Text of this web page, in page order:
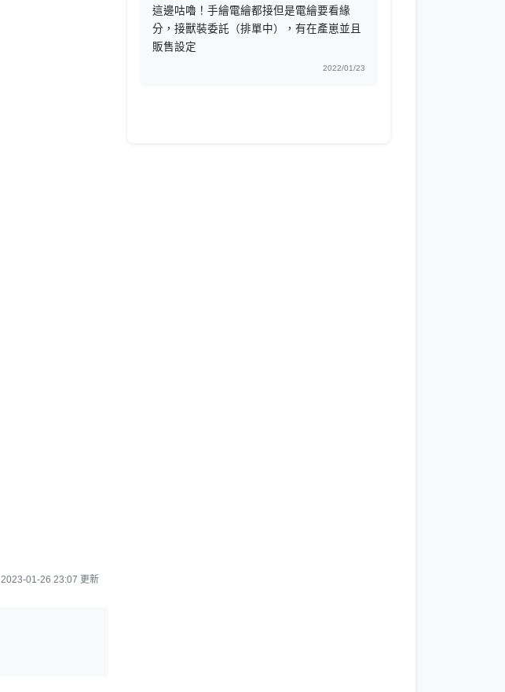
2023-01-26 23:07 更新
這邊咕嚕！手繪電繪都接但是電繪要看緣
分，接獸裝委託（排單中），有在產崽並且
販售設定
2022/01/23